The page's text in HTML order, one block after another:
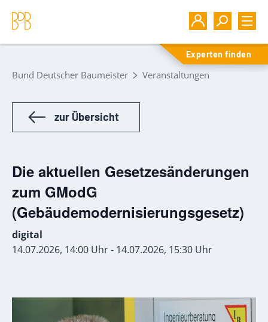
Experten finden
Bund Deutscher Baumeister Veranstaltungen
zur Übersicht
Die aktuellen Gesetzesänderungen
zum GModG
(Gebäudemodernisierungsgesetz)
digital
14.07.2026, 14:00 Uhr - 14.07.2026, 15:30 Uhr